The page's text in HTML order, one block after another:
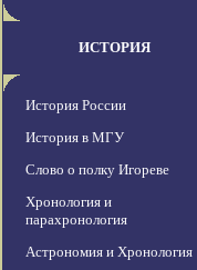
ИСТОРИЯ
История России
История в МГУ
Слово о полку Игореве
Хронология и
парахронология
Астрономия и Хронология